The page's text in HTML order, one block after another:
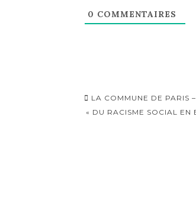
0 COMMENTAIRES
Navigation
d'article
LA COMMUNE DE PARIS
« DU RACISME SOCIAL EN